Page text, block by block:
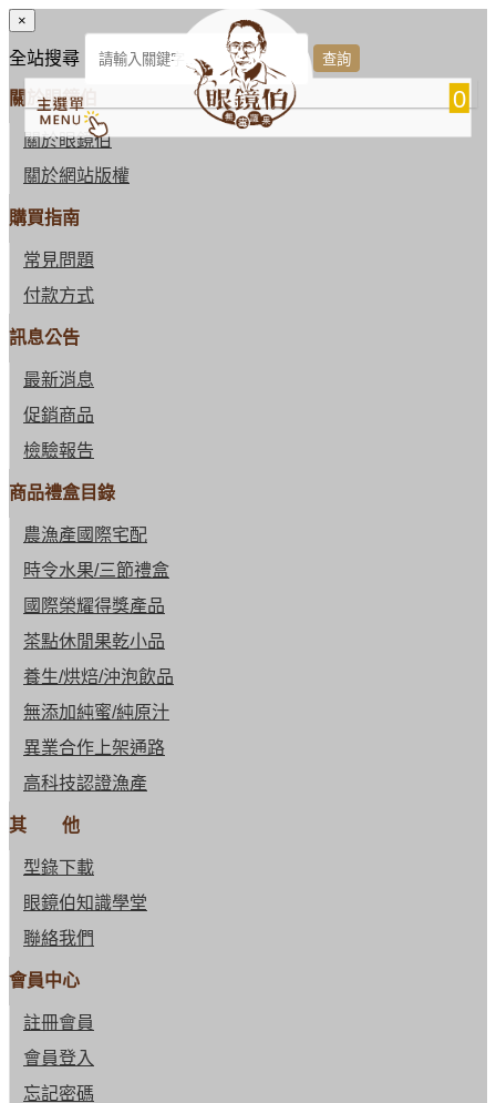
0
×
全站搜尋
關於眼鏡伯
關於眼鏡伯
關於網站版權
購買指南
常見問題
付款方式
訊息公告
最新消息
促銷商品
檢驗報告
商品禮盒目錄
農漁產國際宅配
時令水果/三節禮盒
國際榮耀得獎產品
茶點休閒果乾小品
養生/烘焙/沖泡飲品
無添加純蜜/純原汁
異業合作上架通路
高科技認證漁產
其 他
型錄下載
眼鏡伯知識學堂
聯絡我們
會員中心
註冊會員
會員登入
忘記密碼